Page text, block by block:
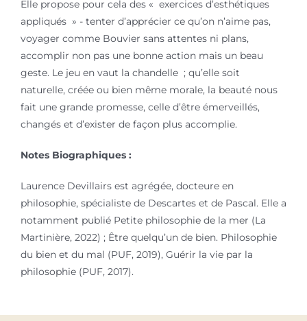
Elle propose pour cela des « exercices d’esthétiques
appliqués » - tenter d’apprécier ce qu’on n’aime pas,
voyager comme Bouvier sans attentes ni plans,
accomplir non pas une bonne action mais un beau
geste. Le jeu en vaut la chandelle ; qu’elle soit
naturelle, créée ou bien même morale, la beauté nous
fait une grande promesse, celle d’être émerveillés,
changés et d’exister de façon plus accomplie.
Notes Biographiques :
Laurence Devillairs est agrégée, docteure en
philosophie, spécialiste de Descartes et de Pascal. Elle a
notamment publié Petite philosophie de la mer (La
Martinière, 2022) ; Être quelqu’un de bien. Philosophie
du bien et du mal (PUF, 2019), Guérir la vie par la
philosophie (PUF, 2017).